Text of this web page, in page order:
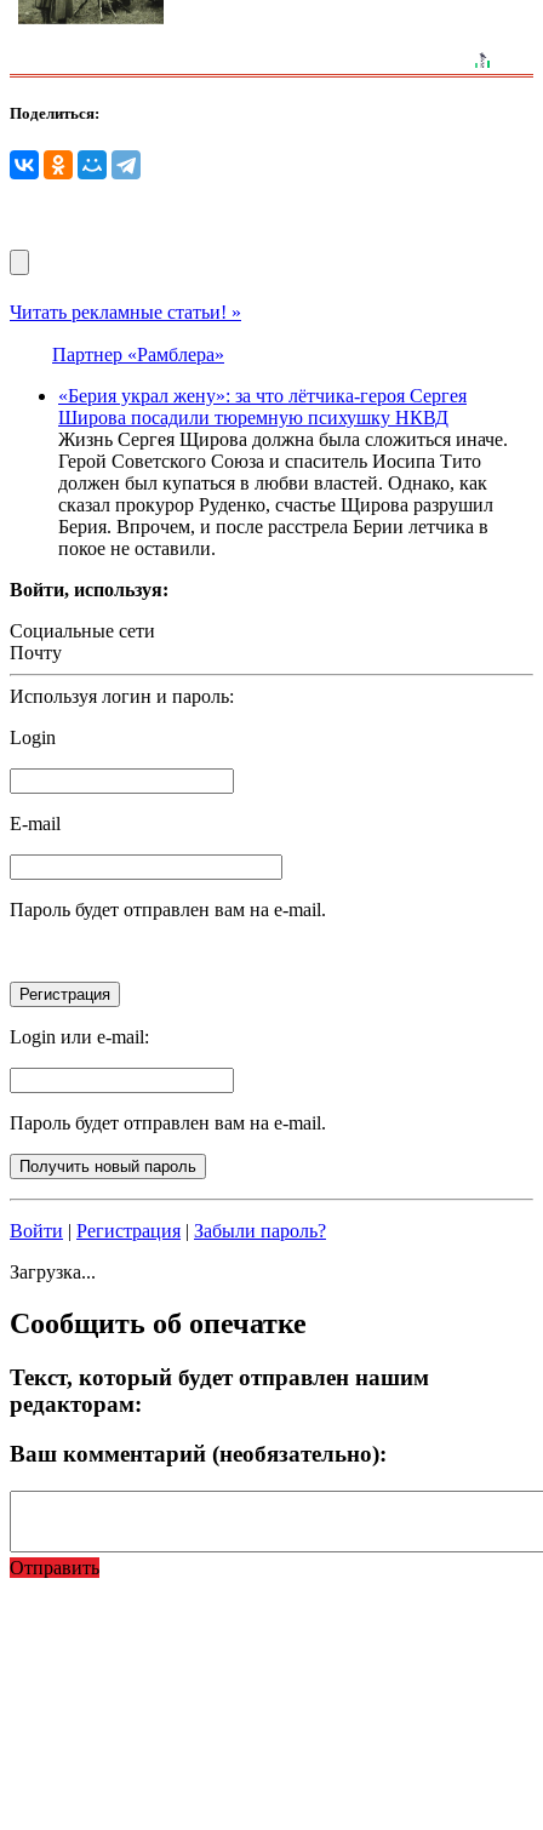
Поделиться:
Читать рекламные статьи! »
Партнер «Рамблера»
«Берия украл жену»: за что лётчика-героя Сергея
Широва посадили тюремную психушку НКВД
Жизнь Сергея Щирова должна была сложиться иначе.
Герой Советского Союза и спаситель Иосипа Тито
должен был купаться в любви властей. Однако, как
сказал прокурор Руденко, счастье Щирова разрушил
Берия. Впрочем, и после расстрела Берии летчика в
покое не оставили.
Войти, используя:
Социальные сети
Почту
Используя логин и пароль:
Login
E-mail
Пароль будет отправлен вам на e-mail.
Login или e-mail:
Пароль будет отправлен вам на e-mail.
Войти | Регистрация | Забыли пароль?
Загрузка...
Сообщить об опечатке
Текст, который будет отправлен нашим
редакторам:
Ваш комментарий (необязательно):
Отправить